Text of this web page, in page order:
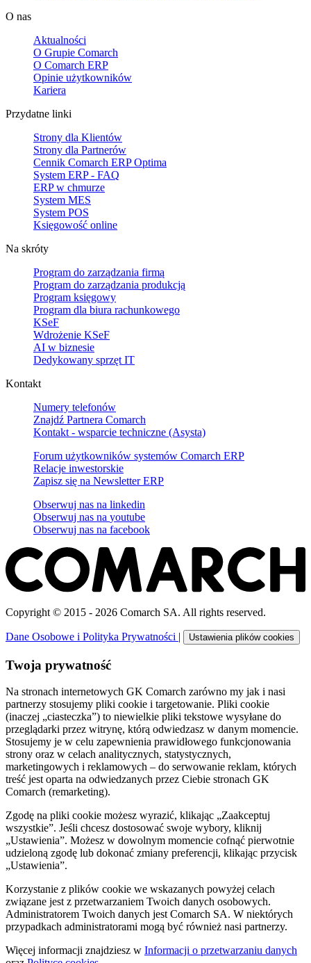
O nas
Aktualności
O Grupie Comarch
O Comarch ERP
Opinie użytkowników
Kariera
Przydatne linki
Strony dla Klientów
Strony dla Partnerów
Cennik Comarch ERP Optima
System ERP - FAQ
ERP w chmurze
System MES
System POS
Księgowość online
Na skróty
Program do zarządzania firmą
Program do zarządzania produkcją
Program księgowy
Program dla biura rachunkowego
KSeF
Wdrożenie KSeF
AI w biznesie
Dedykowany sprzęt IT
Kontakt
Numery telefonów
Znajdź Partnera Comarch
Kontakt - wsparcie techniczne (Asysta)
Forum użytkowników systemów Comarch ERP
Relacje inwestorskie
Zapisz się na Newsletter ERP
Obserwuj nas na linkedin
Obserwuj nas na youtube
Obserwuj nas na facebook
Copyright © 2015 - 2026 Comarch SA. All rights reserved.
Dane Osobowe i Polityka Prywatności | Ustawienia plików cookies
Twoja prywatność
Na stronach internetowych GK Comarch zarówno my jak i nasi
partnerzy stosujemy pliki cookie i targetowanie. Pliki cookie
(inaczej „ciasteczka”) to niewielkie pliki tekstowe wysyłane do
przeglądarki przez witrynę, którą odwiedzasz w danym momencie.
Stosujemy je w celu zapewnienia prawidłowego funkcjonowania
strony oraz w celach analitycznych, statystycznych,
marketingowych i reklamowych – do serwowanie reklam, których
treść jest oparta na odwiedzanych przez Ciebie stronach GK
Comarch (remarketing).
Zgodę na pliki cookie możesz wyrazić, klikając „Zaakceptuj
wszystkie”. Jeśli chcesz dostosować swoje wybory, kliknij
„Ustawienia”. Możesz w dowolnym momencie cofnąć pierwotnie
udzieloną zgodę lub dokonać zmiany preferencji, klikając przycisk
„Ustawienia”.
Korzystanie z plików cookie we wskazanych powyżej celach
związane jest z przetwarzaniem Twoich danych osobowych.
Administratorem Twoich danych jest Comarch SA. W niektórych
przypadkach administratorami mogą być również nasi partnerzy.
Więcej informacji znajdziesz w Informacji o przetwarzaniu danych